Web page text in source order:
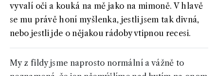
vyvalí oči a kouká na mě jako na mimoně. V hlavě
se mu právě honí myšlenka, jestli jsem tak divná,
nebo jestli jde o nějakou rádoby vtipnou recesi.
My z fildy jsme naprosto normální a vážně to